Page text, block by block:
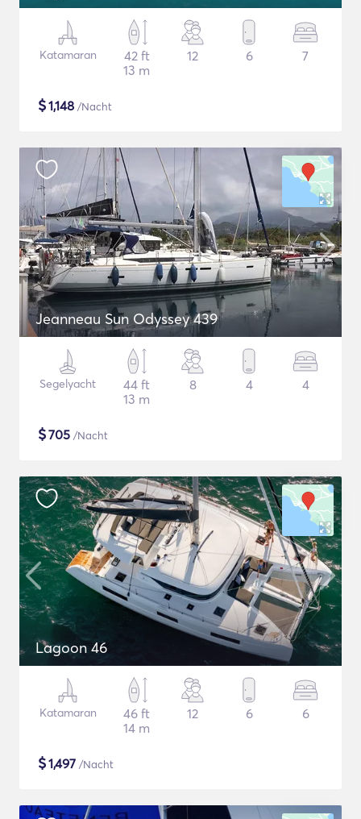
Katamaran
42 ft
13 m
12 6 7
$1,148 /Nacht
Jeanneau Sun Odyssey 439
Segelyacht
44 ft
13 m
8 4 4
$705 /Nacht
Lagoon 46
Katamaran
46 ft
14 m
12 6 6
$1,497 /Nacht